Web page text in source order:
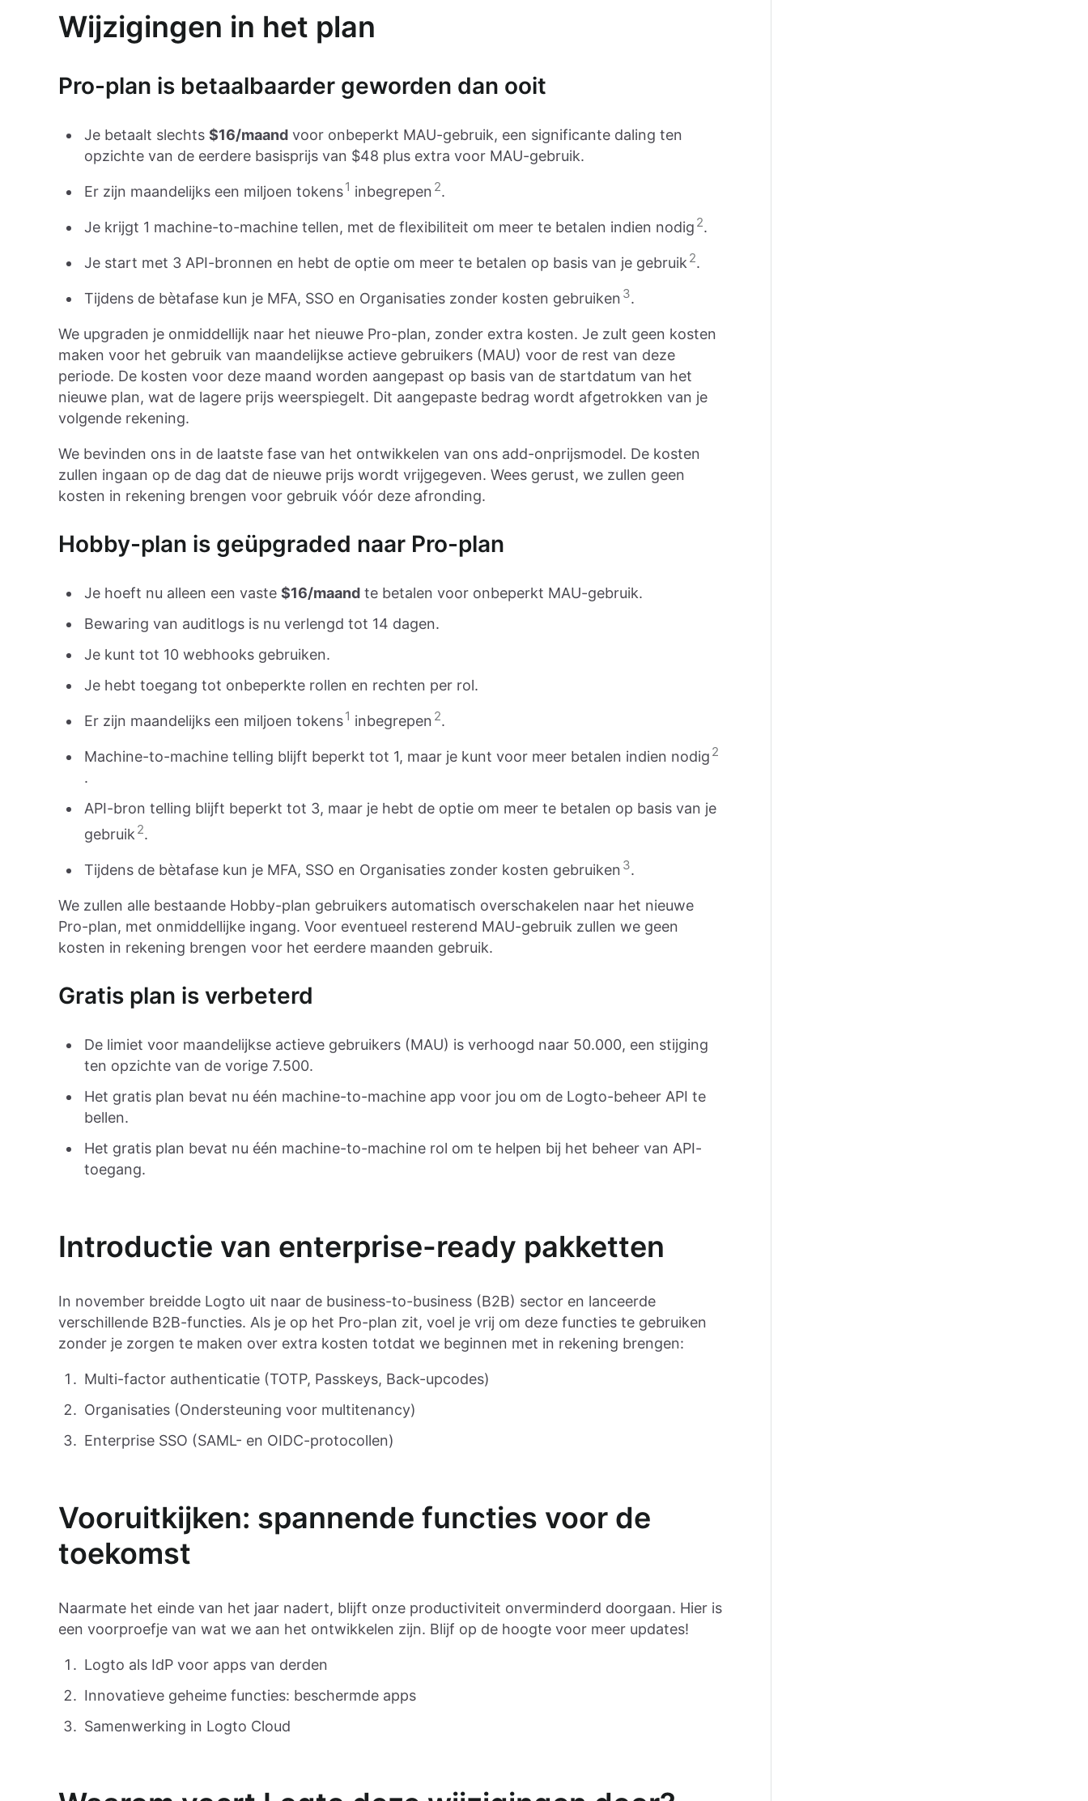
Wijzigingen in het plan
Pro-plan is betaalbaarder geworden dan ooit
Je betaalt slechts $16/maand voor onbeperkt MAU-gebruik, een significante daling ten
opzichte van de eerdere basisprijs van $48 plus extra voor MAU-gebruik.
Er zijn maandelijks een miljoen tokens1 inbegrepen 2.
Je krijgt 1 machine-to-machine tellen, met de flexibiliteit om meer te betalen indien nodig 2.
Je start met 3 API-bronnen en hebt de optie om meer te betalen op basis van je gebruik2.
Tijdens de bètafase kun je MFA, SSO en Organisaties zonder kosten gebruiken 3.
We upgraden je onmiddellijk naar het nieuwe Pro-plan, zonder extra kosten. Je zult geen kosten
maken voor het gebruik van maandelijkse actieve gebruikers (MAU) voor de rest van deze
periode. De kosten voor deze maand worden aangepast op basis van de startdatum van het
nieuwe plan, wat de lagere prijs weerspiegelt. Dit aangepaste bedrag wordt afgetrokken van je
volgende rekening.
We bevinden ons in de laatste fase van het ontwikkelen van ons add-onprijsmodel. De kosten
zullen ingaan op de dag dat de nieuwe prijs wordt vrijgegeven. Wees gerust, we zullen geen
kosten in rekening brengen voor gebruik vóór deze afronding.
Hobby-plan is geüpgraded naar Pro-plan
Je hoeft nu alleen een vaste $16/maand te betalen voor onbeperkt MAU-gebruik.
Bewaring van auditlogs is nu verlengd tot 14 dagen.
Je kunt tot 10 webhooks gebruiken.
Je hebt toegang tot onbeperkte rollen en rechten per rol.
Er zijn maandelijks een miljoen tokens1 inbegrepen 2.
Machine-to-machine telling blijft beperkt tot 1, maar je kunt voor meer betalen indien nodig 2
.
API-bron telling blijft beperkt tot 3, maar je hebt de optie om meer te betalen op basis van je
gebruik2.
Tijdens de bètafase kun je MFA, SSO en Organisaties zonder kosten gebruiken 3.
We zullen alle bestaande Hobby-plan gebruikers automatisch overschakelen naar het nieuwe
Pro-plan, met onmiddellijke ingang. Voor eventueel resterend MAU-gebruik zullen we geen
kosten in rekening brengen voor het eerdere maanden gebruik.
Gratis plan is verbeterd
De limiet voor maandelijkse actieve gebruikers (MAU) is verhoogd naar 50.000, een stijging
ten opzichte van de vorige 7.500.
Het gratis plan bevat nu één machine-to-machine app voor jou om de Logto-beheer API te
bellen.
Het gratis plan bevat nu één machine-to-machine rol om te helpen bij het beheer van API-
toegang.
Introductie van enterprise-ready pakketten
In november breidde Logto uit naar de business-to-business (B2B) sector en lanceerde
verschillende B2B-functies. Als je op het Pro-plan zit, voel je vrij om deze functies te gebruiken
zonder je zorgen te maken over extra kosten totdat we beginnen met in rekening brengen:
Multi-factor authenticatie (TOTP, Passkeys, Back-upcodes)
Organisaties (Ondersteuning voor multitenancy)
Enterprise SSO (SAML- en OIDC-protocollen)
Vooruitkijken: spannende functies voor de
toekomst
Naarmate het einde van het jaar nadert, blijft onze productiviteit onverminderd doorgaan. Hier is
een voorproefje van wat we aan het ontwikkelen zijn. Blijf op de hoogte voor meer updates!
Logto als IdP voor apps van derden
Innovatieve geheime functies: beschermde apps
Samenwerking in Logto Cloud